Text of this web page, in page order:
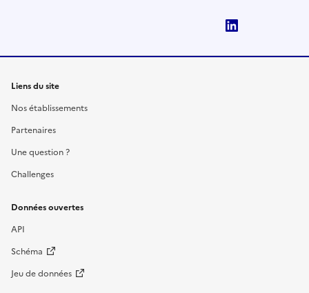
Liens du site
Nos établissements
Partenaires
Une question ?
Challenges
Données ouvertes
API
Schéma
Jeu de données